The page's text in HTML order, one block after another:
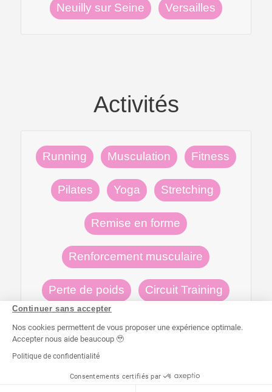
Neuilly sur Seine Versailles
Activités
Running Musculation Fitness
Pilates Yoga Stretching
Remise en forme
Renforcement musculaire
Perte de poids Circuit Training
Continuer sans accepter
Nos cookies permettent de vous proposer une expérience optimale.
Accepter nous aide beaucoup 🥹
Politique de confidentialité
Consentements certifiés par